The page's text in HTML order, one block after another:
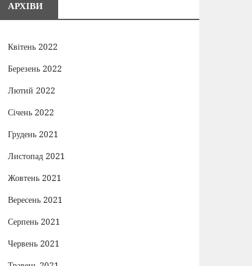
АРХІВИ
Квітень 2022
Березень 2022
Лютий 2022
Січень 2022
Грудень 2021
Листопад 2021
Жовтень 2021
Вересень 2021
Серпень 2021
Червень 2021